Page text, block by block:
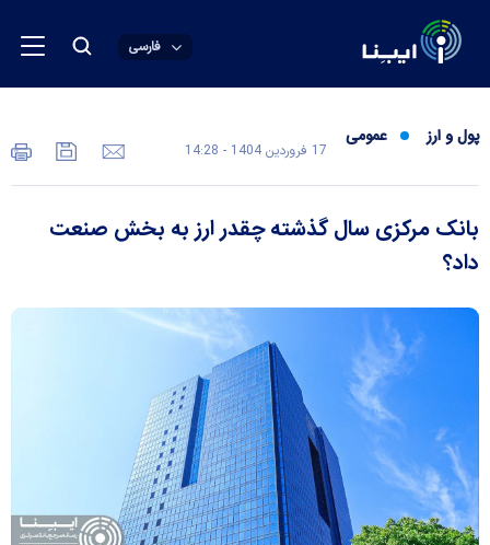
فارسی
پول و ارز عمومی
17 فروردين 1404 - 14:28
بانک مرکزی سال گذشته چقدر ارز به بخش صنعت
داد؟